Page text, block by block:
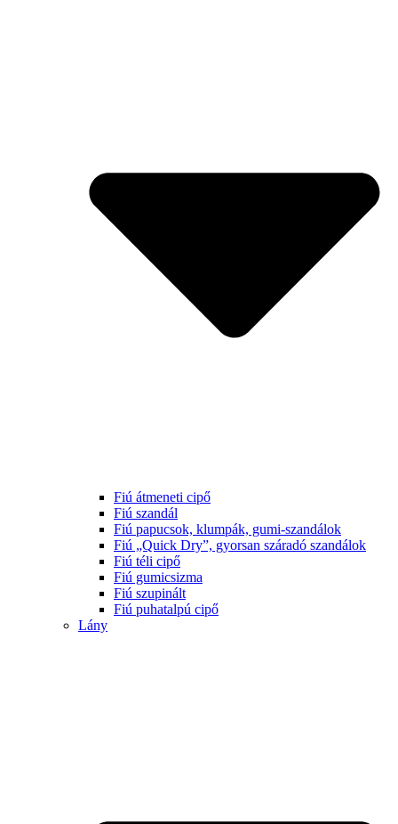
Fiú átmeneti cipő
Fiú szandál
Fiú papucsok, klumpák, gumi-szandálok
Fiú „Quick Dry”, gyorsan száradó szandálok
Fiú téli cipő
Fiú gumicsizma
Fiú szupinált
Fiú puhatalpú cipő
Lány